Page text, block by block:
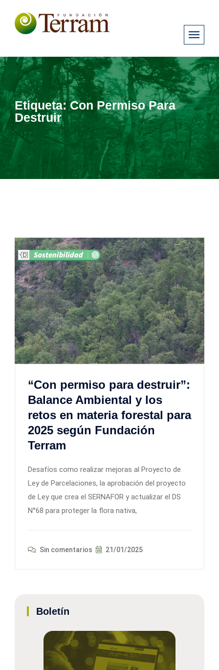
Etiqueta:Con Permiso Para
Destruir
“Con permiso para destruir”:
Balance Ambiental y los
retos en materia forestal para
2025 según Fundación
Terram
Desafíos como realizar mejoras al Proyecto de
Ley de Parcelaciones, la aprobación del proyecto
de Ley que crea el SERNAFOR y actualizar el DS
N°68 para proteger la flora nativa,
Sin comentarios 21/01/2025
Boletín